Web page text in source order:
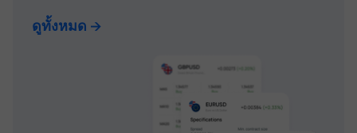
ดูทั้งหมด